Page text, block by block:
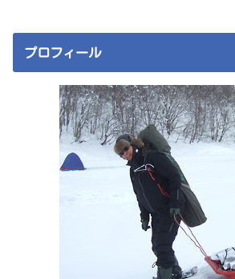
プロフィール